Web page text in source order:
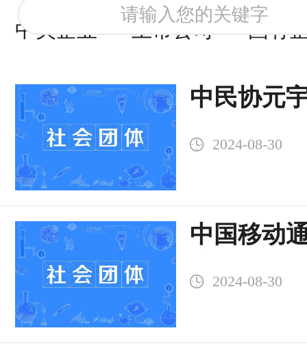
中央企业 上市公司 国有
中民协元
地2024-08-30
中国移动
2024-08-30